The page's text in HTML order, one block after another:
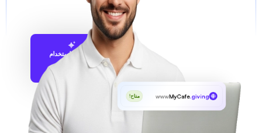
الاقتراح باستخدام
wwwMyCafe.giving متاح!